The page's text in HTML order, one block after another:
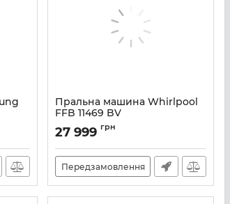
Пральна машина Whirlpool
FFB 11469 BV
Артикул:A141242
27 999 грн
Передзамовлення